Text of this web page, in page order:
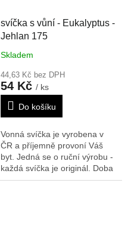
svíčka s vůní - Eukalyptus -
Jehlan 175
Skladem
44,63 Kč bez DPH
54 Kč / ks
Do košíku
Vonná svíčka je vyrobena v
ČR a příjemně provoní Váš
byt. Jedná se o ruční výrobu -
každá svíčka je originál. Doba
hoření: 24 hRozměry V/Š/H: